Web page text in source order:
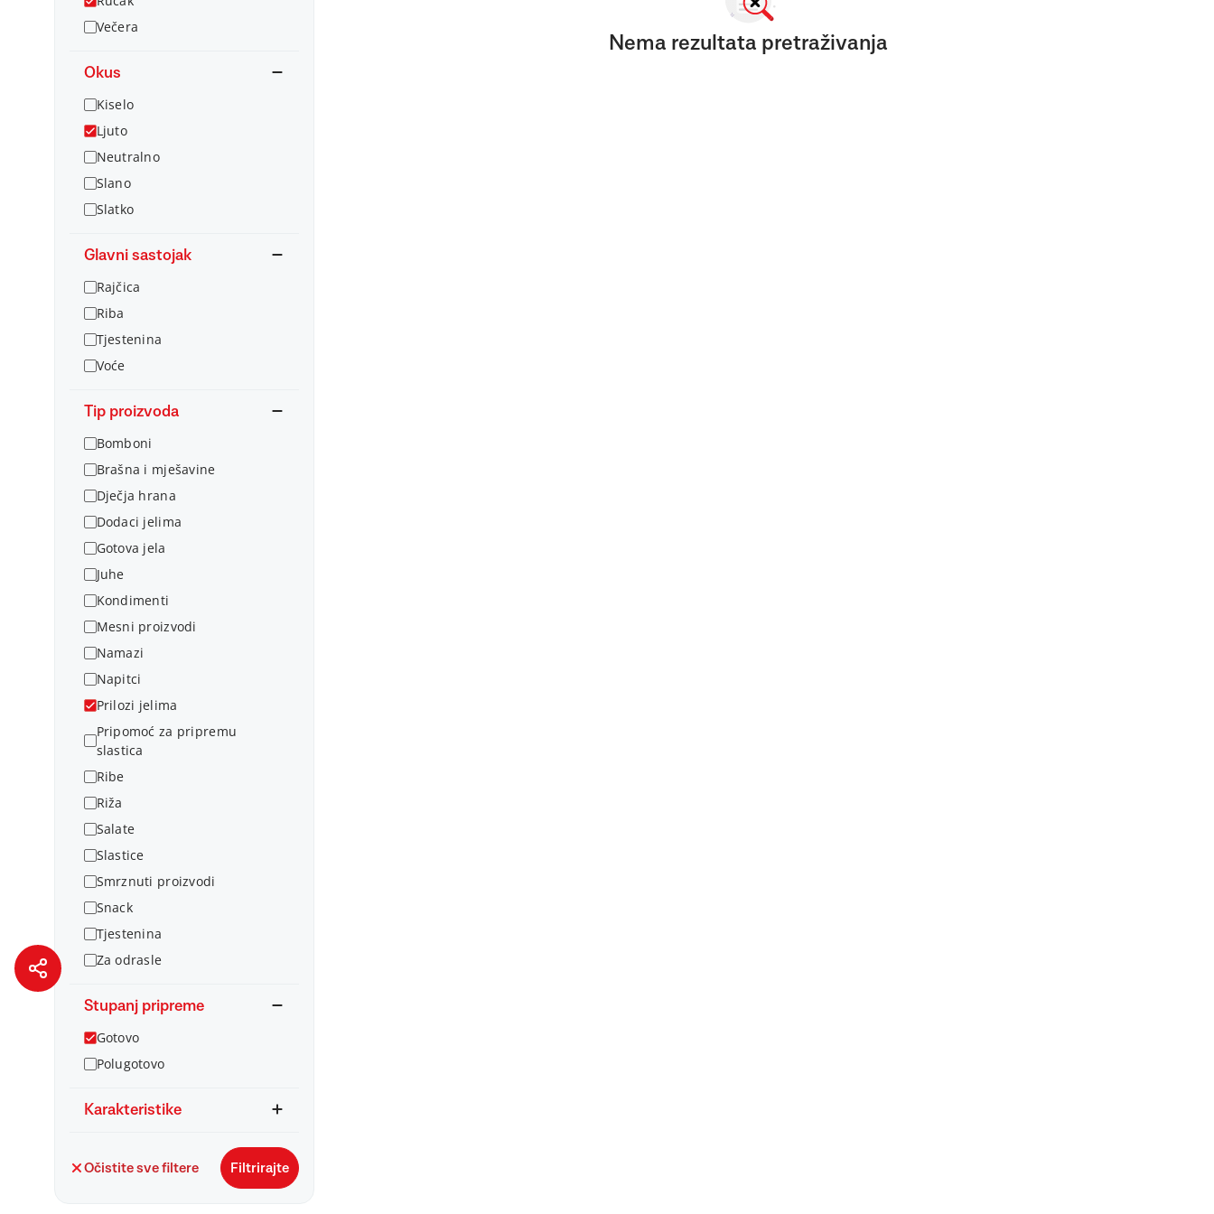
Večera
Okus
Kiselo
Ljuto
Neutralno
Slano
Slatko
Glavni sastojak
Rajčica
Riba
Tjestenina
Voće
Tip proizvoda
Bomboni
Brašna i mješavine
Dječja hrana
Dodaci jelima
Gotova jela
Juhe
Kondimenti
Mesni proizvodi
Namazi
Napitci
Prilozi jelima
Pripomoć za pripremu
slastica
Ribe
Riža
Salate
Slastice
Smrznuti proizvodi
Snack
Tjestenina
Za odrasle
Stupanj pripreme
Gotovo
Polugotovo
Karakteristike
Očistite sve filtere Filtrirajte
Nema rezultata pretraživanja